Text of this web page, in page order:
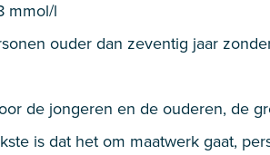
mmol/l
ouder dan zeventig jaar
de jongeren en de ouderen, de
is dat het om maatwerk gaat,